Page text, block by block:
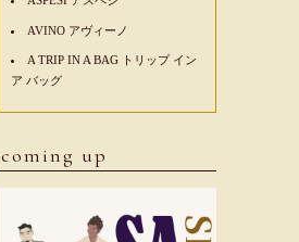
AVINO アヴィーノ
A TRIP IN A BAG トリップ イン
ア バッグ
coming up